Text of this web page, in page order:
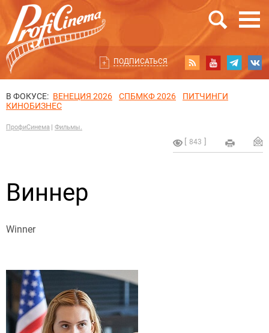
ПОДПИСАТЬСЯ
В ФОКУСЕ: ВЕНЕЦИЯ 2026 СПБМКФ 2026
ПИТЧИНГИ
КИНОБИЗНЕС
ПрофиСинема Фильмы.
843
Виннер
Winner